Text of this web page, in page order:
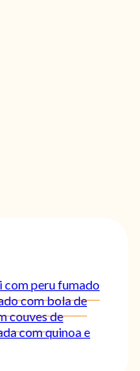
com peru fumado
com bola de
couves de
com quinoa e